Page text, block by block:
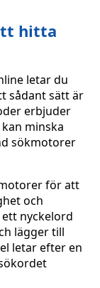
hitta
letar du
sådant sätt är
erbjuder
minska
sökmotorer
för att
och
nyckelord
lägger till
letar efter en